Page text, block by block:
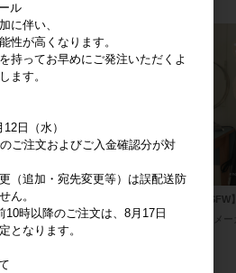
【在庫なくなり次第廃盤】プードル
プーバックポーチ
メーカー小売り希望価格（税込）
【
メ
ル
に伴い、
性が高くなります。
持ってお早めにご発注いただくよ
ます。
日（水）
ご注文およびご入金確認分が対
追加・宛先変更等）は誤配送防
ん。
時以降のご注文は、8月17日
となります。